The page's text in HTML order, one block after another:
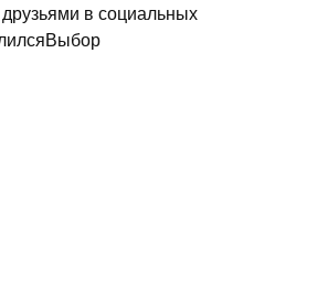
в социальных